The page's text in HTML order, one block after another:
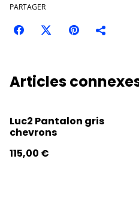
PARTAGER
Articles
Luc2 Pantalon gris
chevrons
115,00 €